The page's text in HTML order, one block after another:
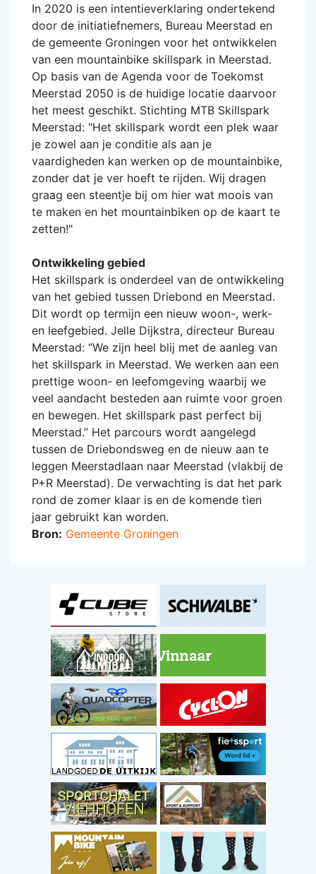
In 2020 is een intentieverklaring ondertekend
door de initiatiefnemers, Bureau Meerstad en
de gemeente Groningen voor het ontwikkelen
van een mountainbike skillspark in Meerstad.
Op basis van de Agenda voor de Toekomst
Meerstad 2050 is de huidige locatie daarvoor
het meest geschikt. Stichting MTB Skillspark
Meerstad: "Het skillspark wordt een plek waar
je zowel aan je conditie als aan je
vaardigheden kan werken op de mountainbike,
zonder dat je ver hoeft te rijden. Wij dragen
graag een steentje bij om hier wat moois van
te maken en het mountainbiken op de kaart te
zetten!"
Ontwikkeling gebied
Het skillspark is onderdeel van de ontwikkeling
van het gebied tussen Driebond en Meerstad.
Dit wordt op termijn een nieuw woon-, werk-
en leefgebied. Jelle Dijkstra, directeur Bureau
Meerstad: “We zijn heel blij met de aanleg van
het skillspark in Meerstad. We werken aan een
prettige woon- en leefomgeving waarbij we
veel aandacht besteden aan ruimte voor groen
en bewegen. Het skillspark past perfect bij
Meerstad.” Het parcours wordt aangelegd
tussen de Driebondsweg en de nieuw aan te
leggen Meerstadlaan naar Meerstad (vlakbij de
P+R Meerstad). De verwachting is dat het park
rond de zomer klaar is en de komende tien
jaar gebruikt kan worden.
Bron: Gemeente Groningen